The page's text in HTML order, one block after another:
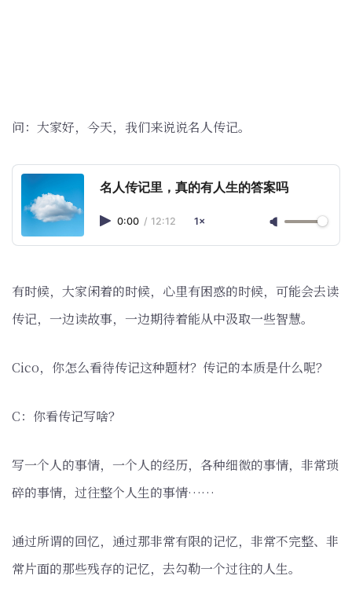
问：大家好，今天，我们来说说名人传记。
名人传记里，真的有人生的答案吗
0:00 / 12:12 1×
有时候，大家闲着的时候，心里有困惑的时候，可能会去读
传记，一边读故事，一边期待着能从中汲取一些智慧。
Cico，你怎么看待传记这种题材？传记的本质是什么呢？
C：你看传记写啥？
写一个人的事情，一个人的经历，各种细微的事情，非常琐
碎的事情，过往整个人生的事情……
通过所谓的回忆，通过那非常有限的记忆，非常不完整、非
常片面的那些残存的记忆，去勾勒一个过往的人生。